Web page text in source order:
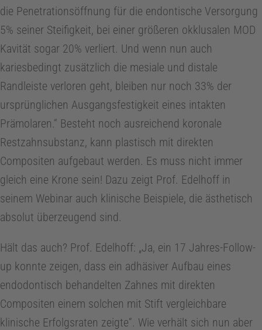
die Penetrationsöffnung für die endontische Versorgung
5% seiner Steifigkeit, bei einer größeren okklusalen MOD
Kavität sogar 20% verliert. Und wenn nun auch
kariesbedingt zusätzlich die mesiale und distale
Randleiste verloren geht, bleiben nur noch 33% der
ursprünglichen Ausgangsfestigkeit eines intakten
Prämolaren.“ Besteht noch ausreichend koronale
Restzahnsubstanz, kann plastisch mit direkten
Compositen aufgebaut werden. Es muss nicht immer
gleich eine Krone sein! Dazu zeigt Prof. Edelhoff in
seinem Webinar auch klinische Beispiele, die ästhetisch
absolut überzeugend sind.
Hält das auch? Prof. Edelhoff: „Ja, ein 17 Jahres-Follow-
up konnte zeigen, dass ein adhäsiver Aufbau eines
endodontisch behandelten Zahnes mit direkten
Compositen einem solchen mit Stift vergleichbare
klinische Erfolgsraten zeigte“. Wie verhält sich nun aber